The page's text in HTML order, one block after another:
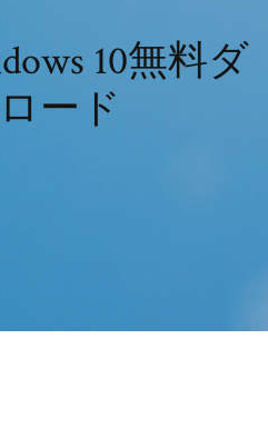
10無料ダ
ード